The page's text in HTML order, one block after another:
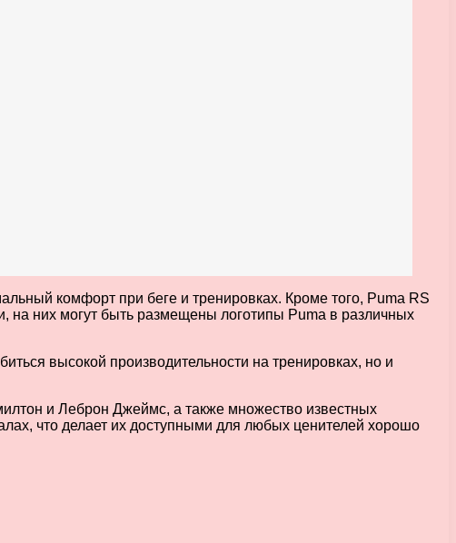
комфорт при беге и тренировках. Кроме того, Puma RS
них могут быть размещены логотипы Puma в различных
высокой производительности на тренировках, но и
и Леброн Джеймс, а также множество известных
что делает их доступными для любых ценителей хорошо